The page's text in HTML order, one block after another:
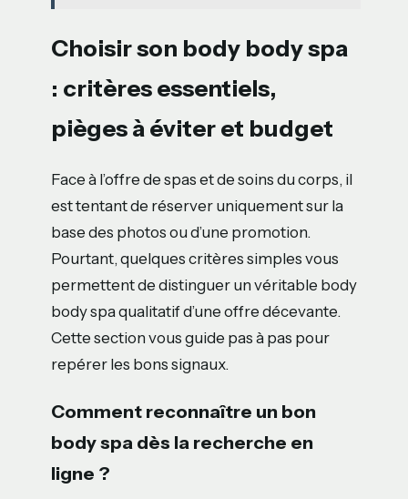
Choisir son body body spa
: critères essentiels,
pièges à éviter et budget
Face à l’offre de spas et de soins du corps, il
est tentant de réserver uniquement sur la
base des photos ou d’une promotion.
Pourtant, quelques critères simples vous
permettent de distinguer un véritable body
body spa qualitatif d’une offre décevante.
Cette section vous guide pas à pas pour
repérer les bons signaux.
Comment reconnaître un bon
body spa dès la recherche en
ligne ?